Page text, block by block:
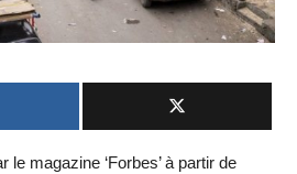
le magazine ‘Forbes’ à partir de